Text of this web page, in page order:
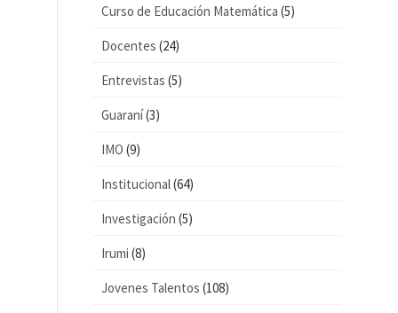
Curso de Educación Matemática (5)
Docentes (24)
Entrevistas (5)
Guaraní(3)
IMO (9)
Institucional(64)
Investigación (5)
Irumi (8)
Jovenes Talentos (108)